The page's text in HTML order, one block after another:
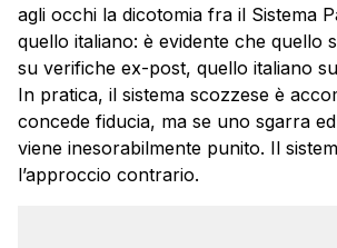
agli occhi la dicotomia fra il Sistema
quello italiano: è evidente che quello
su verifiche ex-post, quello italiano
In pratica, il sistema scozzese è
concede fiducia, ma se uno sgarra
viene inesorabilmente punito. Il
l’approccio contrario.